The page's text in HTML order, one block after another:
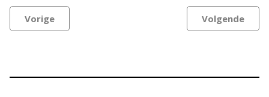
Vorige Volgende